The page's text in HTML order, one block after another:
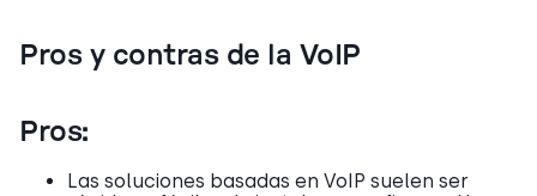
Pros y contras de la VoIP
Pros:
Las soluciones basadas en VoIP suelen ser